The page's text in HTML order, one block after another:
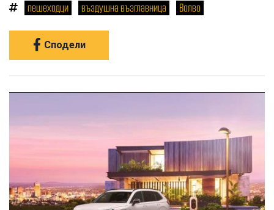
пешеходци въздушна възглавница Волво
Сподели